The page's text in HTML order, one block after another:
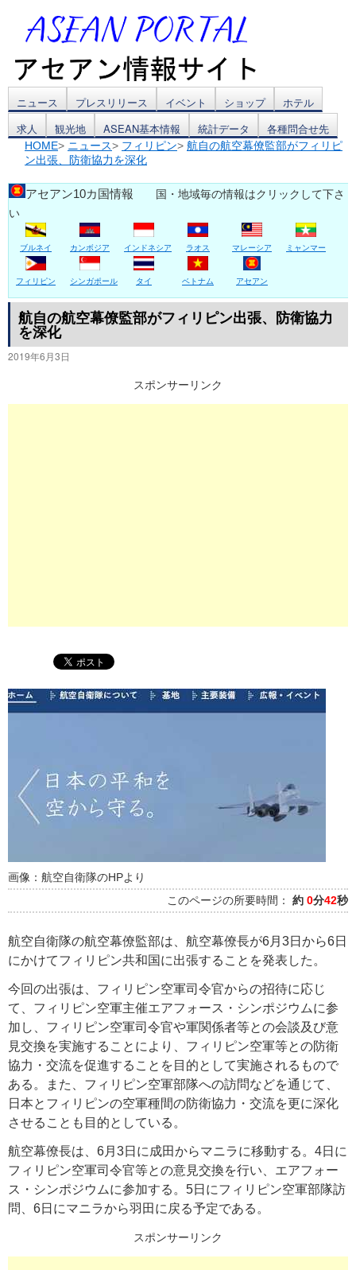
コ
ン
ン
ツ
へ
ス
キ
ッ
ニュース プレスリリース イベント ショップ
ホテル
求人
観光地 ASEAN基本情報 統計データ 各種問合せ先
HOME> ニュース> フィリピン> 航自の航空幕僚監部がフィリピ
ン出張、防衛協力を深化
アセアン10カ国情報 国・地域毎の情報はクリックして下さ
い
ブルネイ カンボジア インドネシア ラオス マレーシア ミャンマー
フィリピン シンガポール タイ ベトナム アセアン
航自の航空幕僚監部がフィリピン出張、防衛協力
を深化
2019年6月3日
スポンサーリンク
画像：航空自衛隊のHPより
このページの所要時間： 約 0分42秒
航空自衛隊の航空幕僚監部は、航空幕僚長が6月3日から6日
にかけてフィリピン共和国に出張することを発表した。
今回の出張は、フィリピン空軍司令官からの招待に応じ
て、フィリピン空軍主催エアフォース・シンポジウムに参
加し、フィリピン空軍司令官や軍関係者等との会談及び意
見交換を実施することにより、フィリピン空軍等との防衛
協力・交流を促進することを目的として実施されるもので
ある。また、フィリピン空軍部隊への訪問などを通じて、
日本とフィリピンの空軍種間の防衛協力・交流を更に深化
させることも目的としている。
航空幕僚長は、6月3日に成田からマニラに移動する。4日に
フィリピン空軍司令官等との意見交換を行い、エアフォー
ス・シンポジウムに参加する。5日にフィリピン空軍部隊訪
問、6日にマニラから羽田に戻る予定である。
スポンサーリンク